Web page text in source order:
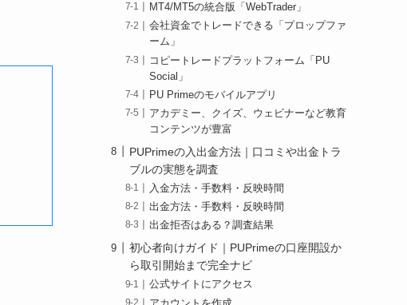
MT4/MT5の統合版「WebTrader」
会社資金でトレードできる「プロップファ
ーム」
コピートレードプラットフォーム「PU
Social」
PU Primeのモバイルアプリ
アカデミー、クイズ、ウェビナーなど教育
コンテンツが豊富
PUPrimeの入出金方法｜口コミや出金トラ
ブルの実態を調査
入金方法・手数料・反映時間
出金方法・手数料・反映時間
出金拒否はある？調査結果
初心者向けガイド｜PUPrimeの口座開設か
ら取引開始まで完全ナビ
公式サイトにアクセス